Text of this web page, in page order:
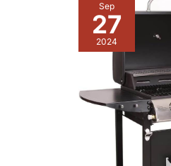
Sep
27
2024